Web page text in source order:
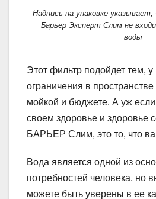
Надпись на упаковке
Барьер Эксперт Слим не
воды
Этот фильтр подойдет тем, у
ограничения в пространстве
мойкой и бюджете. А уж
своем здоровье и здоровье
БАРЬЕР Слим, это то, что
Вода является одной из
потребностей человека, но
можете быть уверены в ее